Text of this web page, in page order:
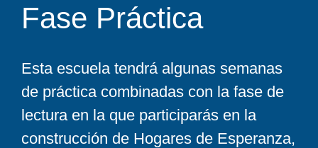
Fase Práctica
Esta escuela tendrá algunas semanas
de práctica combinadas con la fase de
lectura en la que participarás en la
construcción de Hogares de Esperanza,